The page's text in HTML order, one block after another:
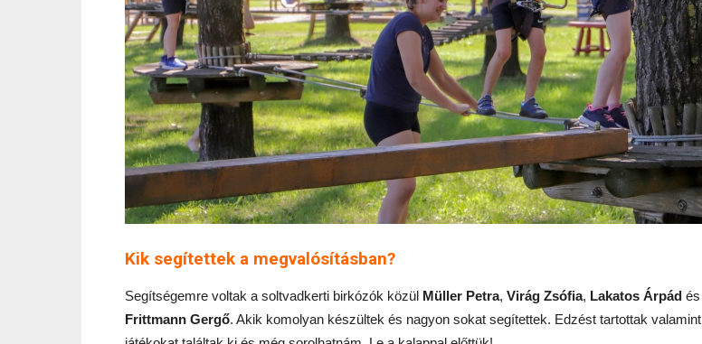
Kik segítettek a megvalósításban?
Segítségemre voltak a soltvadkerti birkózók közül Müller Petra, Virág Zsófia, Lakatos Árpád és
Frittmann Gergő. Akik komolyan készültek és nagyon sokat segítettek. Edzést tartottak valamint